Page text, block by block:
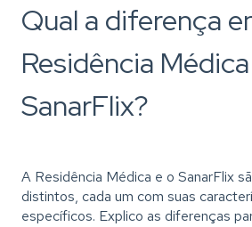
Qual a diferença
Residência
SanarFlix?
A Residência Médica e o SanarFlix
distintos, cada um com suas
específicos. Explico as diferenças